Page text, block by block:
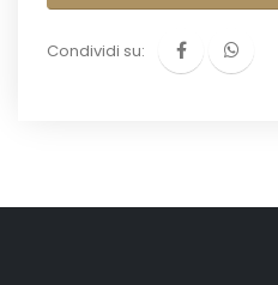
Condividi su: